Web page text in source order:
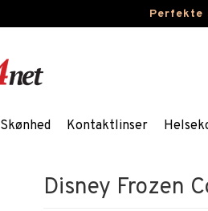
Perfekte
Skønhed Kontaktlinser
Disney Frozen